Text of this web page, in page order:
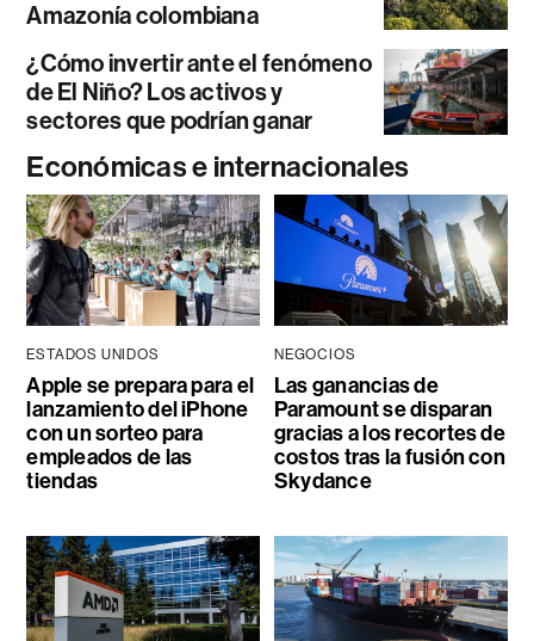
Amazonía colombiana
¿Cómo invertir ante el fenómeno
de El Niño? Los activos y
sectores que podrían ganar
Económicas e internacionales
ESTADOS UNIDOS
Apple se prepara para el
lanzamiento del iPhone
con un sorteo para
empleados de las
tiendas
NEGOCIOS
Las ganancias de
Paramount se disparan
gracias a los recortes de
costos tras la fusión con
Skydance